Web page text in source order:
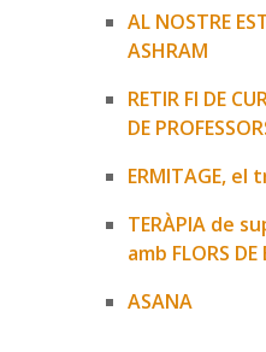
AL NOSTRE
ASHRAM
RETIR FI DE
DE
ERMITAGE,
TERÀPIA de
amb FLORS DE
ASANA